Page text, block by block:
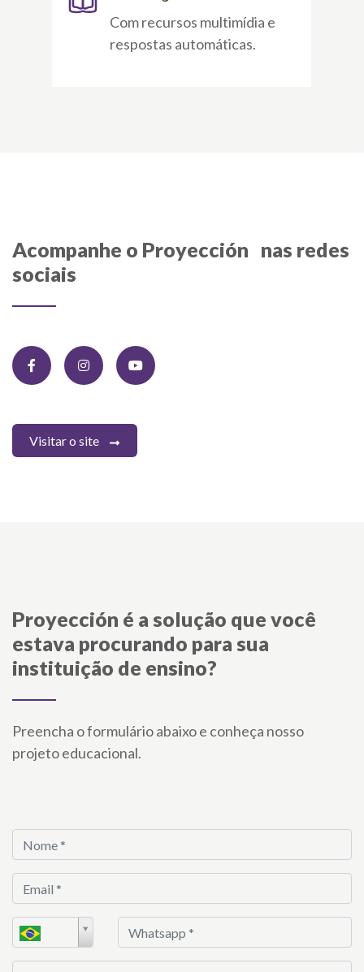
Com recursos multimídia e
respostas automáticas.
Acompanhe o Proyección nas redes
sociais
Visitar o site
Proyección é a solução que você
estava procurando para sua
instituição de ensino?
Preencha o formulário abaixo e conheça nosso
projeto educacional.